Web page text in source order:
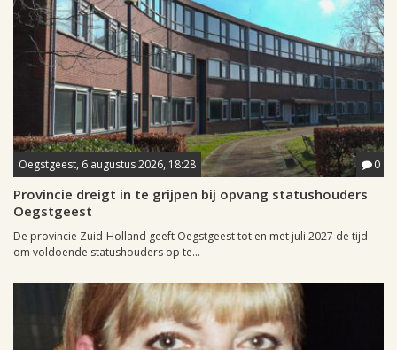
Oegstgeest, 6 augustus 2026, 18:28 0
Provincie dreigt in te grijpen bij opvang statushouders
Oegstgeest
De provincie Zuid-Holland geeft Oegstgeest tot en met juli 2027 de tijd
om voldoende statushouders op te...